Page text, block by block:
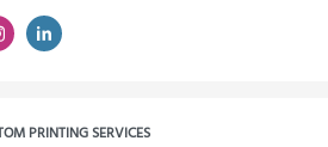
PRINTING SERVICES